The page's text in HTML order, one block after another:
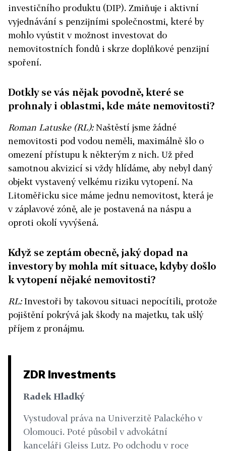
investičního produktu (DIP). Zmiňuje i aktivní
vyjednávání s penzijními společnostmi, které by
mohlo vyústit v možnost investovat do
nemovitostních fondů i skrze doplňkové penzijní
spoření.
Dotkly se vás nějak povodně, které se
prohnaly i oblastmi, kde máte nemovitosti?
Roman Latuske (RL):Naštěstí jsme žádné
nemovitosti pod vodou neměli, maximálně šlo o
omezení přístupu k některým z nich. Už před
samotnou akvizicí si vždy hlídáme, aby nebyl daný
objekt vystavený velkému riziku vytopení. Na
Litoměřicku sice máme jednu nemovitost, která je
v záplavové zóně, ale je postavená na náspu a
oproti okolí vyvýšená.
Když se zeptám obecně, jaký dopad na
investory by mohla mít situace, kdyby došlo
k vytopení nějaké nemovitosti?
RL:Investoři by takovou situaci nepocítili, protože
pojištění pokrývá jak škody na majetku, tak ušlý
příjem z pronájmu.
ZDR Investments
Radek Hladký
Vystudoval práva na Univerzitě Palackého v
Olomouci. Poté působil v advokátní
kanceláři Gleiss Lutz. Po odchodu v roce